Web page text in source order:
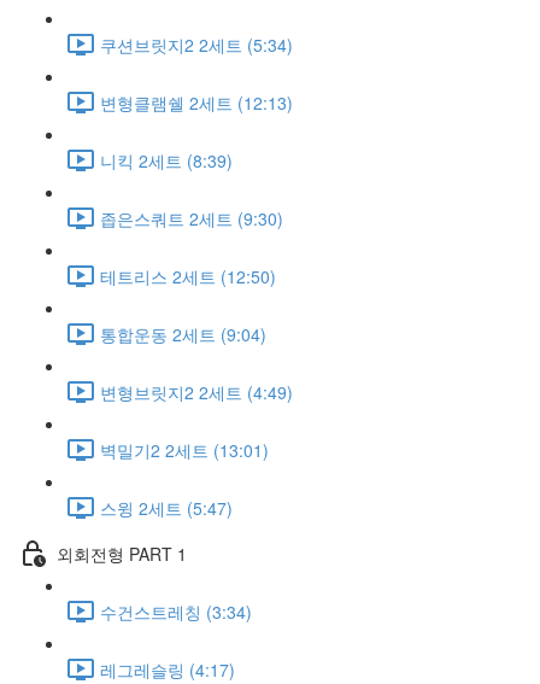
쿠션브릿지2 2세트 (5:34)
변형클램쉘 2세트 (12:13)
니킥 2세트 (8:39)
좁은스쿼트 2세트 (9:30)
테트리스 2세트 (12:50)
통합운동 2세트 (9:04)
변형브릿지2 2세트 (4:49)
벽밀기2 2세트 (13:01)
스윙 2세트 (5:47)
외회전형 PART 1
수건스트레칭 (3:34)
레그레슬링 (4:17)